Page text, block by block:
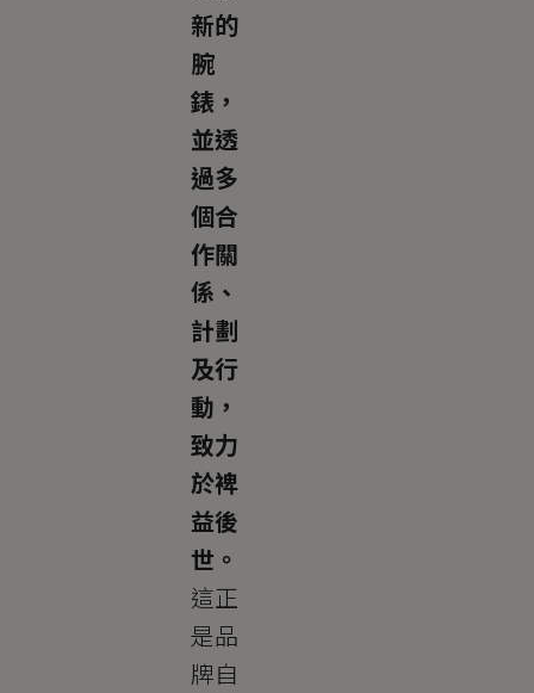
新的
腕
錶，
並透
過多
個合
作關
係、
計劃
及行
動，
致力
於裨
益後
世。
這正
是品
牌自